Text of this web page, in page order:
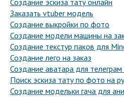
Создание эскиза тату онлайн
Заказать vtuber модель
Создание выкройки по фото
Создание модели машины на
Создание текстур паков для
Создание лего на заказ
Создание аватара для телеграм
Поиск эскиза тату по фото на
Создание модельки гача для